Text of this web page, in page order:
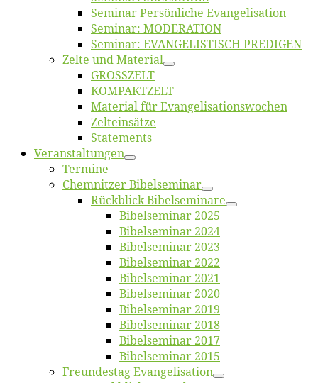
Se­mi­nar Per­sön­li­che Evangelisation
Se­mi­nar: MODERATION
Se­mi­nar: EVANGELISTISCH PREDIGEN
Zel­te und Material
GROSSZELT
KOMPAKTZELT
Ma­te­ri­al für Evangelisationswochen
Zelt­ein­sät­ze
State­ments
Ver­an­stal­tun­gen
Ter­mi­ne
Chemnit­zer Bibelseminar
Rück­blick Bibelseminare
Bi­bel­se­mi­nar 2025
Bi­bel­se­mi­nar 2024
Bi­bel­se­mi­nar 2023
Bi­bel­se­mi­nar 2022
Bi­bel­se­mi­nar 2021
Bi­bel­se­mi­nar 2020
Bi­bel­se­mi­nar 2019
Bi­bel­se­mi­nar 2018
Bibelsemi­nar 2017
Bibelsemi­nar 2015
Freun­des­tag Evangelisation